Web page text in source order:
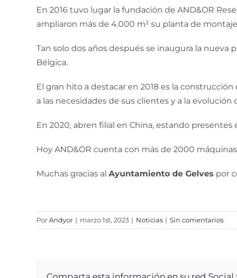
En 2016 tuvo lugar la fundación de AND&OR
ampliaron más de 4.000 m² su planta de
Tan solo dos años después se inaugura la
Bélgica.
El gran hito a destacar en 2018 es la
a las necesidades de sus clientes y a la evolución
En 2020, abren filial en China, estando
Hoy AND&OR cuenta con más de 2000
Muchas gracias al Ayuntamiento de Gelves por
PorAndyor | marzo 1st, 2023 | Noticias | Sin comentarios